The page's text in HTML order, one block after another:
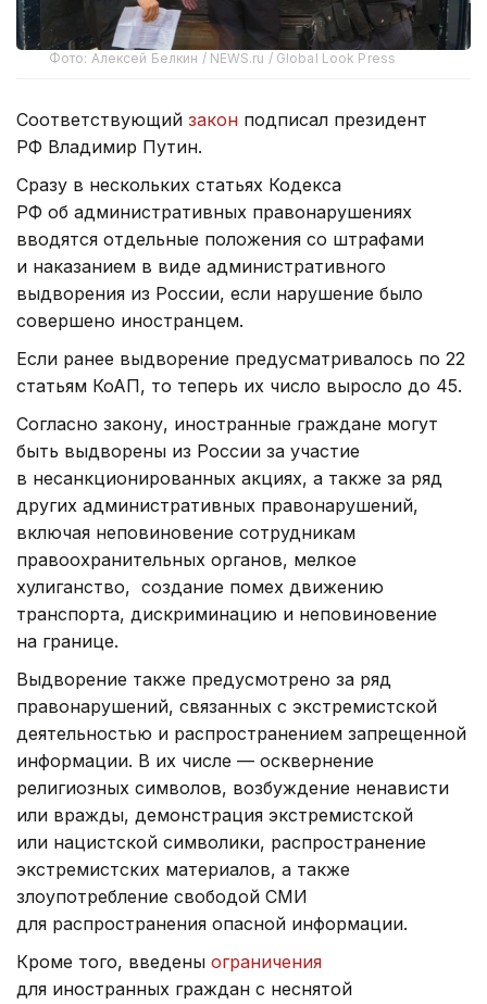
Фото: Алексей Белкин / NEWS.ru / Global Look Press
Соответствующий закон подписал президент
РФ Владимир Путин.
Сразу в нескольких статьях Кодекса
РФ об административных правонарушениях
вводятся отдельные положения со штрафами
и наказанием в виде административного
выдворения из России, если нарушение было
совершено иностранцем.
Если ранее выдворение предусматривалось по 22
статьям КоАП, то теперь их число выросло до 45.
Согласно закону, иностранные граждане могут
быть выдворены из России за участие
в несанкционированных акциях, а также за ряд
других административных правонарушений,
включая неповиновение сотрудникам
правоохранительных органов, мелкое
хулиганство, создание помех движению
транспорта, дискриминацию и неповиновение
на границе.
Выдворение также предусмотрено за ряд
правонарушений, связанных с экстремистской
деятельностью и распространением запрещенной
информации. В их числе — осквернение
религиозных символов, возбуждение ненависти
или вражды, демонстрация экстремистской
или нацистской символики, распространение
экстремистских материалов, а также
злоупотребление свободой СМИ
для распространения опасной информации.
Кроме того, введены ограничения
для иностранных граждан с неснятой